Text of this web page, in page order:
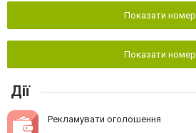
Показати номер
Показати номер
Дії
Рекламувати оголошення